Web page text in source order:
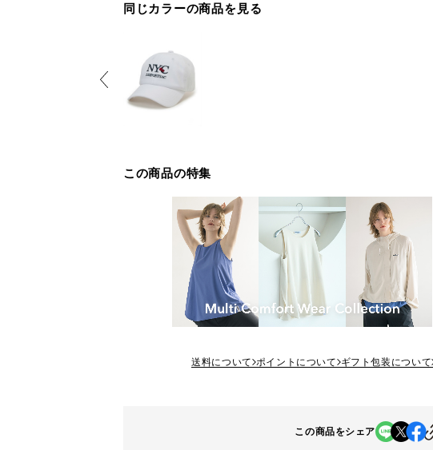
同じカラーの商品を見る
この商品の特集
送料について ポイントについて ギフト包装について
この商品をシェア